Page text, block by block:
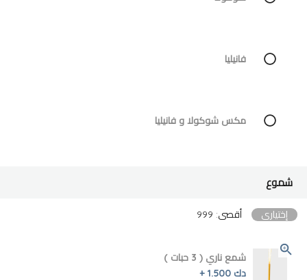
فانيليا
مكس شوكولا و فانيليا
شموع
إختياري أقصى: 999
شمع ناري ( 3 حبات )
دك 1.500 +